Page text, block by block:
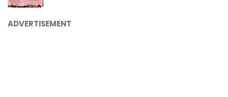
ADVERTISEMENT